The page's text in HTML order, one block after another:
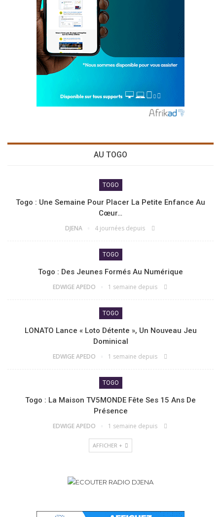
AU TOGO
TOGO
Togo : Une Semaine Pour Placer La Petite Enfance Au
Cœur…
DJENA 4 journées depuis
TOGO
Togo : Des Jeunes Formés Au Numérique
EDWIGE APEDO 1 semaine depuis
TOGO
LONATO Lance « Loto Détente », Un Nouveau Jeu
Dominical
EDWIGE APEDO 1 semaine depuis
TOGO
Togo : La Maison TV5MONDE Fête Ses 15 Ans De
Présence
EDWIGE APEDO 1 semaine depuis
AFFICHER +